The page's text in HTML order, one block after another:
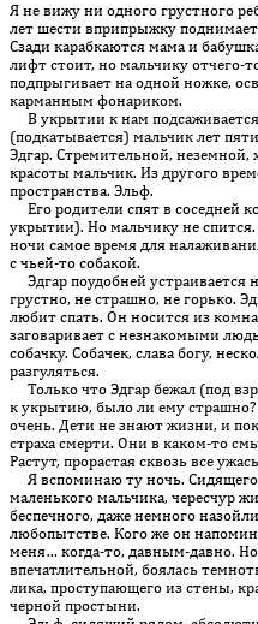
Я не вижу ни одного грустного
лет шести впри­прыж­ку
Сзади карабкаются мама и
лифт стоит, но мальчику отчего-
подпрыгивает на одной ножке,
карманным фонариком.
В укрытии к нам подсаживается
(подкатывается) мальчик лет
Эдгар. Стремительной, неземной,
красоты мальчик. Из другого
пространства. Эльф.
Его родители спят в соседней
укрытии). Но мальчику не спится.
ночи самое время для
с чьей-то собакой.
Эдгар поудобней устраивается
грустно, не страшно, не горько.
любит спать. Он носится из
заговаривает с незнакомыми
собачку. Собачек, слава богу,
разгуляться.
Только что Эдгар бежал (под
к укрытию, было ли ему страшно?
очень. Дети не знают жизни, и
страха смерти. Они в каком-то
Растут, прорастая сквозь все
Я вспоминаю ту ночь.
маленького мальчика, чересчур
беспечного, даже немного
любопытстве. Кого же он
меня… когда-то, давным-давно.
впечатлительной, боялась
лика, проступающего из стены,
черной простыни.